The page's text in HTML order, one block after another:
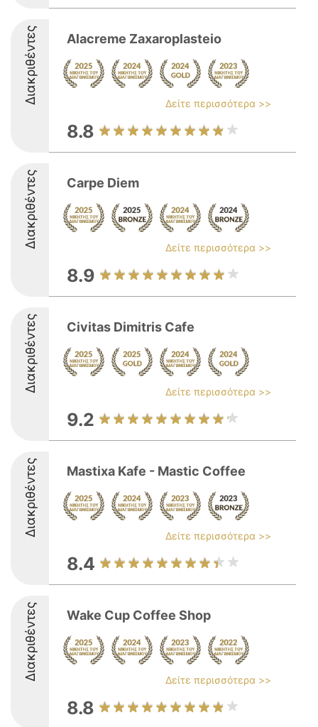
Διακριθέντες Alacreme Zaxaroplasteio
Δείτε περισσότερα >>
8.8
Διακριθέντες Carpe Diem
Δείτε περισσότερα >>
8.9
Διακριθέντες Civitas Dimitris Cafe
Δείτε περισσότερα >>
9.2
Διακριθέντες Mastixa Kafe - Mastic Coffee
Δείτε περισσότερα >>
8.4
Διακριθέντες Wake Cup Coffee Shop
Δείτε περισσότερα >>
8.8